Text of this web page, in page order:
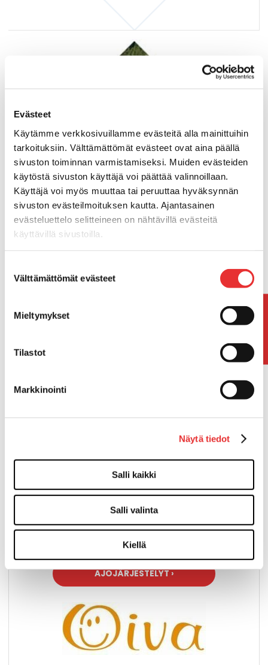
Evästeet
Käytämme verkkosivuillamme evästeitä alla mainittuihin
tarkoituksiin. Välttämättömät evästeet ovat aina päällä
sivuston toiminnan varmistamiseksi. Muiden evästeiden
käytöstä sivuston käyttäjä voi päättää valinnoillaan.
Käyttäjä voi myös muuttaa tai peruuttaa hyväksynnän
sivuston evästeilmoituksen kautta. Ajantasainen
evästeluettelo selitteineen on nähtävillä evästeitä
käyttävillä sivustoilla.
valinta
Välttämättömät evästeet
Mieltymykset
Tilastot
Markkinointi
Näytä tiedot
Salli kaikki
Salli valinta
Kiellä
Asiakaspalaute
Huhtala Logistics palvelee
keskusliikkeitä ja teollisuutta
logistiikkapalveluin, joiden ydintä ovat
kuljetukset, sisälogistiikka, varastointi ja
lähettitoiminta. Kehittyvän ja kasvavan
koneistomme moottorina ovat
perheyrityksen arvot.
› Verkkokaupat
› Rekrytointi
› Yhteystiedot
› Asiakaspalaute
›Whistleblowing
› Tietosuojaseloste
› Sopimus henkilötietojen käsittelystä
(dpa)
AJOJÄRJESTELYT ›